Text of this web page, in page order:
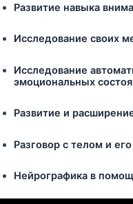
Развитие навыка
Исследование своих
Исследование
эмоциональных
Развитие и
Разговор с телом и
Нейрографика в